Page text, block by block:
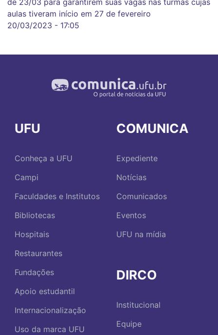
aulas tiveram início em 27 de fevereiro
20/03/2023 - 17:05
UFU
Conheça a UFU
Campi
Faculdades e Institutos
Bibliotecas
Hospitais
Restaurantes
Fundações
Apoio estudantil
Internacionalização
Uso da marca UFU
COMUNICA
Expediente
Notícias
Comunicados
Eventos
UFU na mídia
DIRCO
Institucional
Equipe